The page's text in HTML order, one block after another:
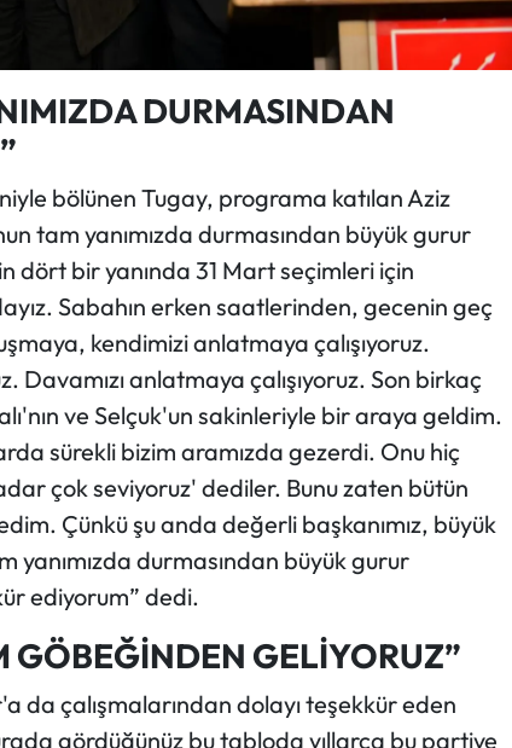
DURMASINDAN
bölünen Tugay, programa katılan Aziz
tam yanımızda durmasından büyük gurur
dört bir yanında 31 Mart seçimleri için
Sabahın erken saatlerinden, gecenin geç
kendimizi anlatmaya çalışıyoruz.
Davamızı anlatmaya çalışıyoruz. Son birkaç
ve Selçuk'un sakinleriyle bir araya geldim.
sürekli bizim aramızda gezerdi. Onu hiç
çok seviyoruz' dediler. Bunu zaten bütün
Çünkü şu anda değerli başkanımız, büyük
yanımızda durmasından büyük gurur
ediyorum” dedi.
GÖBEĞİNDEN GELİYORUZ”
da çalışmalarından dolayı teşekkür eden
gördüğünüz bu tabloda yıllarca bu partiye